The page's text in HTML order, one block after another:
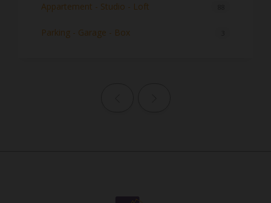
Appartement - Studio - Loft
Parking - Garage - Box